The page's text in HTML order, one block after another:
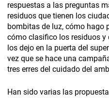
respuestas a las preguntas
residuos que tienen los
bombitas de luz, cómo hago
cómo clasifico los residuos
los dejo en la puerta del
vez que se hace una
tres erres del cuidado del
Han sido varias las